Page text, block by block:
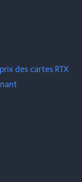
des cartes RTX